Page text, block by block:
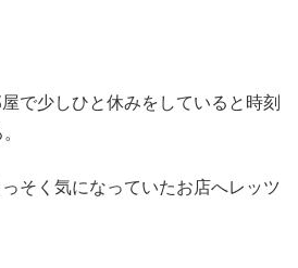
で少しひと休みをしていると時刻
そく気になっていたお店へレッツ